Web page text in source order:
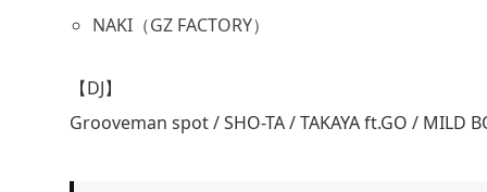
NAKI（GZ FACTORY）
【DJ】
Grooveman spot / SHO-TA / TAKAYA ft.GO / MILD